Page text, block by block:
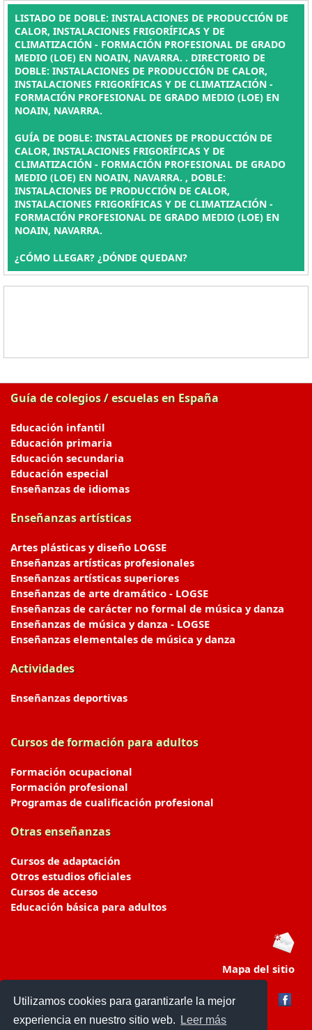
Utilizamos cookies para garantizarle la mejor
experiencia en nuestro sitio web.
Leer más
LISTADO DE DOBLE: INSTALACIONES DE PRODUCCIÓN DE
CALOR, INSTALACIONES FRIGORÍFICAS Y DE
CLIMATIZACIÓN - FORMACIÓN PROFESIONAL DE GRADO
MEDIO (LOE) EN NOAIN, NAVARRA. . DIRECTORIO DE
DOBLE: INSTALACIONES DE PRODUCCIÓN DE CALOR,
INSTALACIONES FRIGORÍFICAS Y DE CLIMATIZACIÓN -
FORMACIÓN PROFESIONAL DE GRADO MEDIO (LOE) EN
NOAIN, NAVARRA.
GUÍA DE DOBLE: INSTALACIONES DE PRODUCCIÓN DE
CALOR, INSTALACIONES FRIGORÍFICAS Y DE
CLIMATIZACIÓN - FORMACIÓN PROFESIONAL DE GRADO
MEDIO (LOE) EN NOAIN, NAVARRA. , DOBLE:
INSTALACIONES DE PRODUCCIÓN DE CALOR,
INSTALACIONES FRIGORÍFICAS Y DE CLIMATIZACIÓN -
FORMACIÓN PROFESIONAL DE GRADO MEDIO (LOE) EN
NOAIN, NAVARRA.
¿CÓMO LLEGAR? ¿DÓNDE QUEDAN?
Guía de colegios / escuelas en España
Educación infantil
Educación primaria
Educación secundaria
Educación especial
Enseñanzas de idiomas
Enseñanzas artísticas
Artes plásticas y diseño LOGSE
Enseñanzas artísticas profesionales
Enseñanzas artísticas superiores
Enseñanzas de arte dramático - LOGSE
Enseñanzas de carácter no formal de música y danza
Enseñanzas de música y danza - LOGSE
Enseñanzas elementales de música y danza
Actividades
Enseñanzas deportivas
Cursos de formación para adultos
Formación ocupacional
Formación profesional
Programas de cualificación profesional
Otras enseñanzas
Cursos de adaptación
Otros estudios oficiales
Cursos de acceso
Educación básica para adultos
Mapa del sitio